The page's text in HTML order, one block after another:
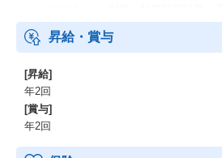
勤務制度／母性健康管理のための休暇／
助制度＜慶弔見舞金＞結婚祝い金／従業
昇給・賞与
[昇給]
年2回
[賞与]
年2回